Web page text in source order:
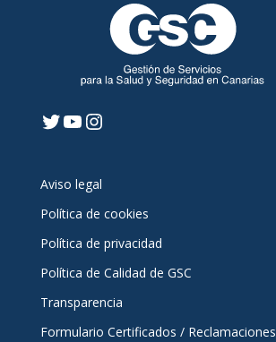
Twitter
YouTube
Instagram
Aviso legal
Política de cookies
Política de privacidad
Política de Calidad de GSC
Transparencia
Formulario Certificados / Reclamaciones